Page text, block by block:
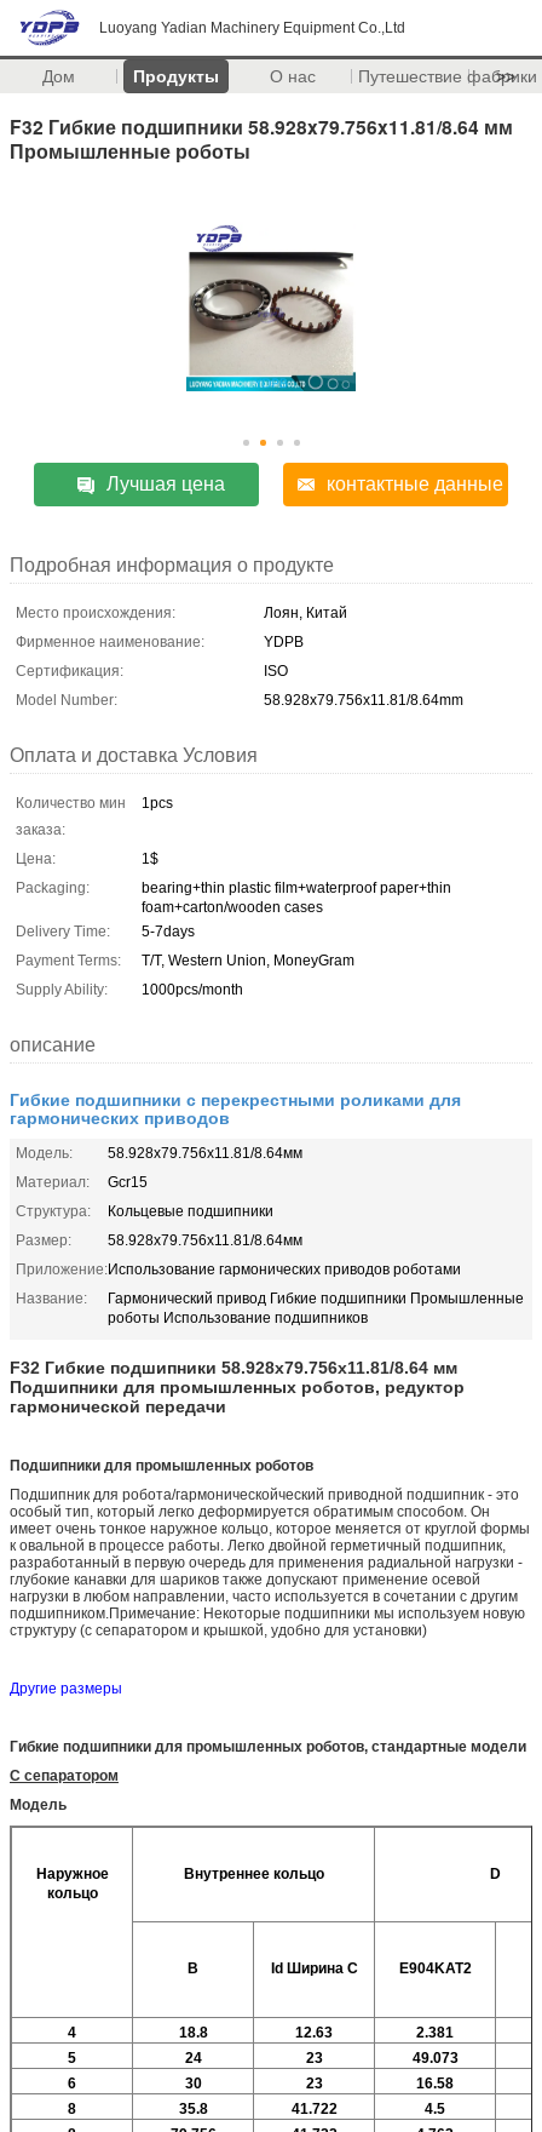
Luoyang Yadian Machinery Equipment Co.,Ltd
Дом Продукты О нас Путешествие фабрики
>>
F32 Гибкие подшипники 58.928x79.756x11.81/8.64 мм
Промышленные роботы
Лучшая цена контактные данные
Подробная информация о продукте
Место происхождения:
Лоян, Китай
Фирменное наименование:
YDPB
Сертификация:
ISO
Model Number:
58.928x79.756x11.81/8.64mm
Оплата и доставка Условия
Количество мин
заказа:
1pcs
Цена:
1$
Packaging:
bearing+thin plastic film+waterproof paper+thin
foam+carton/wooden cases
Delivery Time:
5-7days
Payment Terms:
T/T, Western Union, MoneyGram
Supply Ability:
1000pcs/month
описание
Гибкие подшипники с перекрестными роликами для
гармонических приводов
Модель:
58.928x79.756x11.81/8.64мм
Материал:
Gcr15
Структура:
Кольцевые подшипники
Размер:
58.928x79.756x11.81/8.64мм
Приложение:Использование гармонических приводов роботами
Название:
Гармонический привод Гибкие подшипники Промышленные
роботы Использование подшипников
F32 Гибкие подшипники 58.928x79.756x11.81/8.64 мм
Подшипники для промышленных роботов, редуктор
гармонической передачи
Подшипники для промышленных роботов
Подшипник для робота/гармоническойческий приводной подшипник - это
особый тип, который легко деформируется обратимым способом. Он
имеет очень тонкое наружное кольцо, которое меняется от круглой формы
к овальной в процессе работы. Легко двойной герметичный подшипник,
разработанный в первую очередь для применения радиальной нагрузки -
глубокие канавки для шариков также допускают применение осевой
нагрузки в любом направлении, часто используется в сочетании с другим
подшипником.Примечание: Некоторые подшипники мы используем новую
структуру (с сепаратором и крышкой, удобно для установки)
Другие размеры
Гибкие подшипники для промышленных роботов, стандартные модели
С сепаратором
Модель
Наружное
кольцо
Внутреннее кольцо D
B Id Ширина C E904KAT2
4 18.8 12.63 2.381
5
24 23
49.073
6
30 23
16.58
8
35.8 41.722 4.5